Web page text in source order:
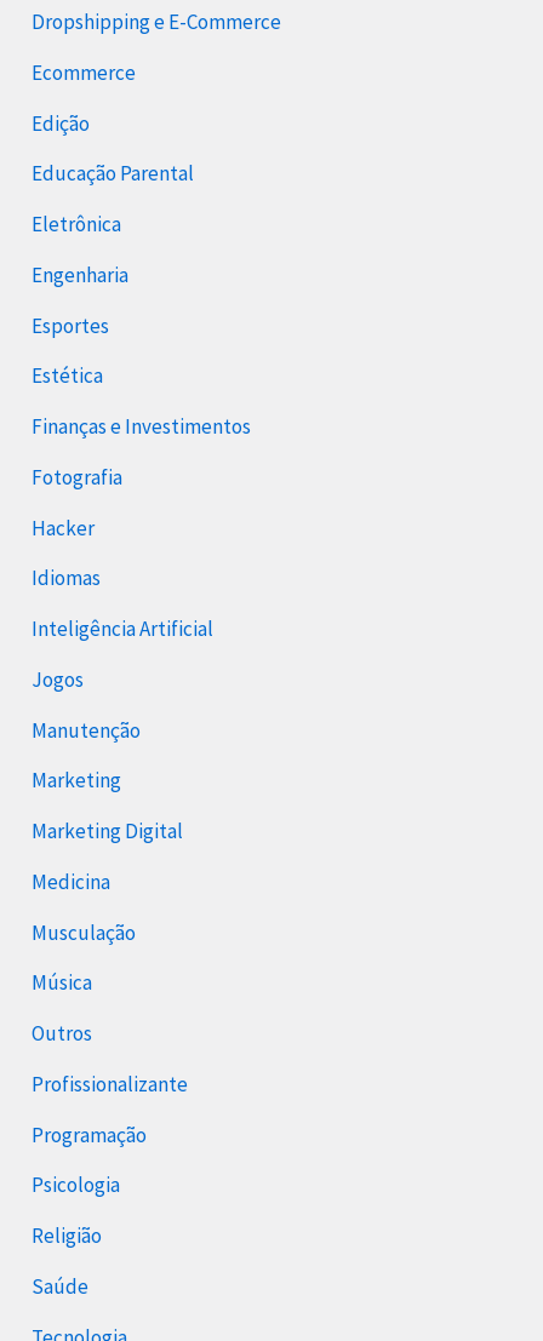
Dropshipping e E-Commerce
Ecommerce
Edição
Educação Parental
Eletrônica
Engenharia
Esportes
Estética
Finanças e Investimentos
Fotografia
Hacker
Idiomas
Inteligência Artificial
Jogos
Manutenção
Marketing
Marketing Digital
Medicina
Musculação
Música
Outros
Profissionalizante
Programação
Psicologia
Religião
Saúde